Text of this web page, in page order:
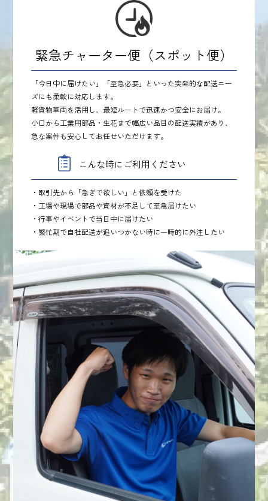
緊急チャーター便（スポット便）
「今日中に届けたい」「至急必要」といった突発的な配送ニー
ズにも柔軟に対応します。
軽貨物車両を活用し、最短ルートで迅速かつ安全にお届け。
小口から工業用部品・生花まで幅広い品目の配送実績があり、
急な案件も安心してお任せいただけます。
こんな時にご利用ください
・取引先から「急ぎで欲しい」と依頼を受けた
・工場や現場で部品や資材が不足して至急届けたい
・行事やイベントで当日中に届けたい
・繁忙期で自社配送が追いつかない時に一時的に外注したい